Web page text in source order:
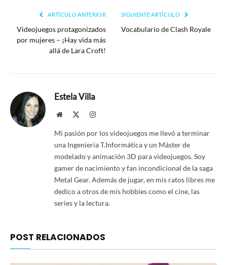
ARTÍCULO ANTERIOR
Videojuegos protagonizados
por mujeres – ¡Hay vida más
allá de Lara Croft!
SIGUIENTE ARTÍCULO
Vocabulario de Clash Royale
Estela Villa
Website Instagram
Mi pasión por los videojuegos me llevó a terminar
una Ingeniería T.Informática y un Máster de
modelado y animación 3D para videojuegos. Soy
gamer de nacimiento y fan incondicional de la saga
Metal Gear. Además de jugar, en mis ratos libres me
dedico a otros de mis hobbies como el cine, las
series y la lectura.
POST RELACIONADOS